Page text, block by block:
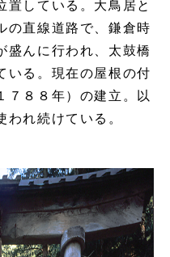
置している。大鳥居と
の直線道路で、鎌倉時
盛んに行われ、太鼓橋
いる。現在の屋根の付
７８８年）の建立。以
れ続けている。